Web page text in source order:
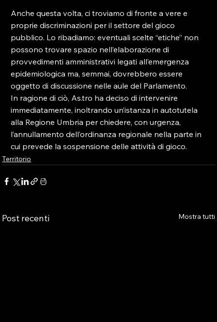
Anche questa volta, ci troviamo di fronte a vere e
proprie discriminazioni per il settore del gioco
pubblico. Lo ribadiamo: eventuali scelte “etiche” non
possono trovare spazio nell’elaborazione di
provvedimenti amministrativi legati all’emergenza
epidemiologica ma, semmai, dovrebbero essere
oggetto di discussione nelle aule del Parlamento.
In ragione di ciò, As.tro ha deciso di intervenire
immediatamente, inoltrando un’istanza in autotutela
alla Regione Umbria per chiedere, con urgenza,
l’annullamento dell’ordinanza regionale nella parte in
cui prevede la sospensione delle attività di gioco.
Territorio
Post recenti Mostra tutti